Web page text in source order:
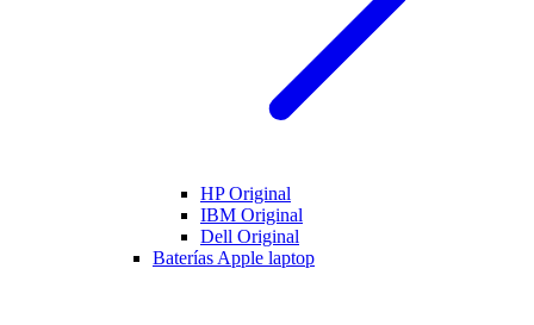
HP Original
IBM Original
Dell Original
Baterías Apple laptop